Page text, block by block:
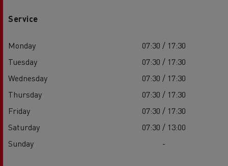
Service
Monday
07:30 / 17:30
Tuesday
07:30 / 17:30
Wednesday
07:30 / 17:30
Thursday
07:30 / 17:30
Friday
07:30 / 17:30
Saturday
07:30 / 13:00
Sunday
-